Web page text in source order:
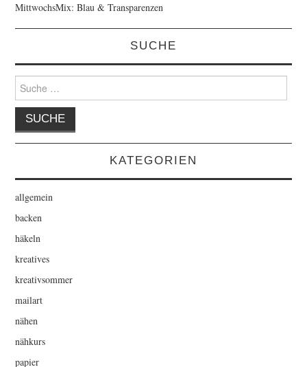
MittwochsMix: Blau & Transparenzen
SUCHE
Suche
nach:
KATEGORIEN
allgemein
backen
häkeln
kreatives
kreativsommer
mailart
nähen
nähkurs
papier